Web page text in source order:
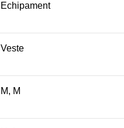
Echipament
Veste
M, M